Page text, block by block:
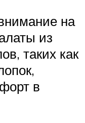
на
из
таких как
в